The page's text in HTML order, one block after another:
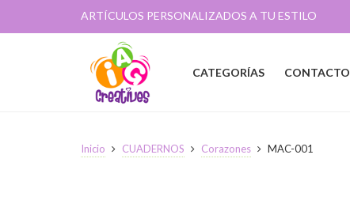
ARTÍCULOS PERSONALIZADOS A TU ESTILO
CATEGORÍAS CONTACTO
Inicio CUADERNOS Corazones MAC-001